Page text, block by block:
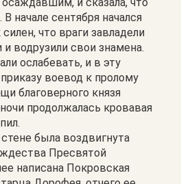
начале сентября начался
что враги завладели
водрузили свои знамена.
ослабевать, и в эту
воевод к пролому
благоверного князя
продолжалась кровавая
была воздвигнута
Пресвятой
написана Покровская